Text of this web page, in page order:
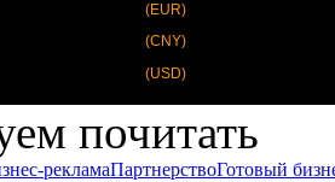
(EUR)
(CNY)
(USD)
почитать
рекламаПартнерствоГотовый